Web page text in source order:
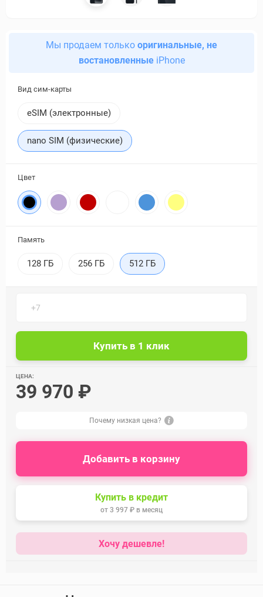
Мы продаем только оригинальные, не
востановленныеiPhone
Вид сим-карты
eSIM (электронные)
nano SIM (физические)
Цвет
Память
128 ГБ 256 ГБ 512 ГБ
ЦЕНА:
39 970 ₽
Почему низкая цена?
Добавить в корзину
Купить в кредит
от 3 997 ₽ в месяц
Хочу дешевле!